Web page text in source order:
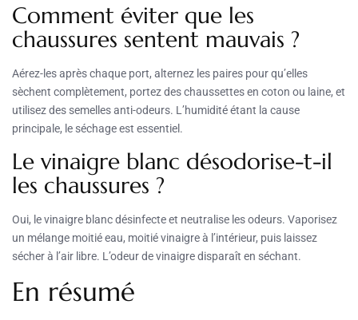
Comment éviter que les
chaussures sentent mauvais ?
Aérez-les après chaque port, alternez les paires pour qu’elles
sèchent complètement, portez des chaussettes en coton ou laine, et
utilisez des semelles anti-odeurs. L’humidité étant la cause
principale, le séchage est essentiel.
Le vinaigre blanc désodorise-t-il
les chaussures ?
Oui, le vinaigre blanc désinfecte et neutralise les odeurs. Vaporisez
un mélange moitié eau, moitié vinaigre à l’intérieur, puis laissez
sécher à l’air libre. L’odeur de vinaigre disparaît en séchant.
En résumé